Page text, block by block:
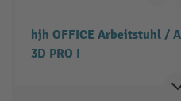
hjh OFFICE Arbeitstuhl /
3D PRO I